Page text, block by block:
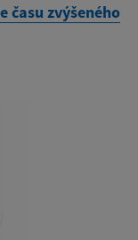
času zvýšeného